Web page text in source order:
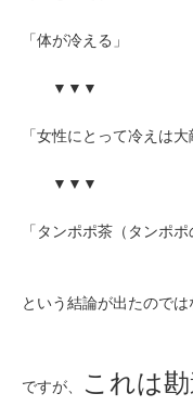
「体が冷える」
▼▼▼
「女性にとって冷えは大
▼▼▼
「タンポポ茶（タンポ
という結論が出たのでは
ですが、 これは勘